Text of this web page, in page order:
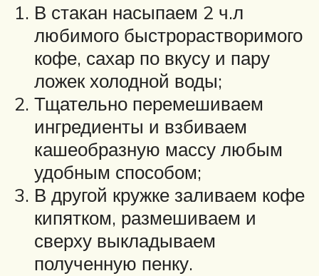
В стакан насыпаем 2 ч.л
любимого быстрорастворимого
кофе, сахар по вкусу и пару
ложек холодной воды;
Тщательно перемешиваем
ингредиенты и взбиваем
кашеобразную массу любым
удобным способом;
В другой кружке заливаем кофе
кипятком, размешиваем и
сверху выкладываем
полученную пенку.